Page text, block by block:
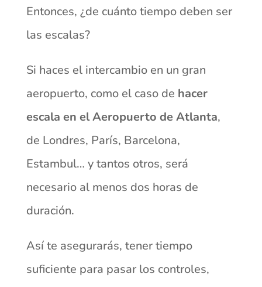
Entonces, ¿de cuánto tiempo deben ser
las escalas?
Si haces el intercambio en un gran
aeropuerto, como el caso de hacer
escala en el Aeropuerto de Atlanta,
de Londres, París, Barcelona,
Estambul… y tantos otros, será
necesario al menos dos horas de
duración.
Así te asegurarás, tener tiempo
suficiente para pasar los controles,